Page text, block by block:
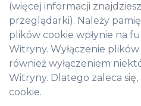
(więcej informacji
przeglądarki). Należy
plików cookie wpłynie na
Witryny. Wyłączenie
również wyłączeniem
Witryny. Dlatego zaleca
cookie.